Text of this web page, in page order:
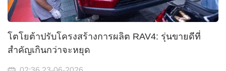
โตโยต้าปรับโครงสร้างการผลิต RAV4: รุ่นขายดีที่
สำคัญเกินกว่าจะหยุด